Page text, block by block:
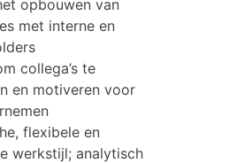
opbouwen van
met interne en
collega’s te
en motiveren voor
flexibele en
werkstijl; analytisch